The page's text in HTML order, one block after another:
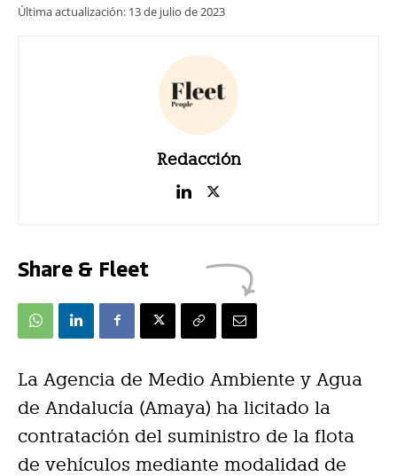
Última actualización: 13 de julio de 2023
Redacción
Share & Fleet
La Agencia de Medio Ambiente y Agua
de Andalucía (Amaya) ha licitado la
contratación del suministro de la flota
de vehículos mediante modalidad de